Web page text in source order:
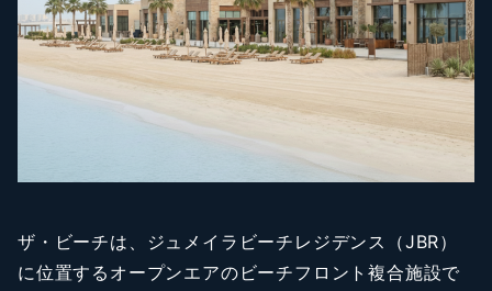
ザ・ビーチは、ジュメイラビーチレジデンス（JBR）
に位置するオープンエアのビーチフロント複合施設で